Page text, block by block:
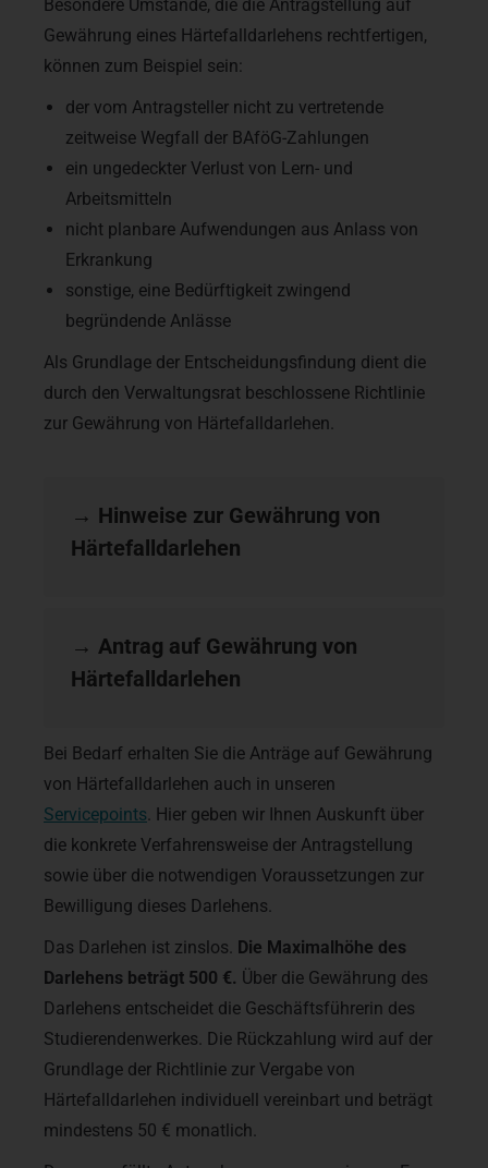
Besondere Umstände, die die Antragstellung auf
Gewährung eines Härtefalldarlehens rechtfertigen,
können zum Beispiel sein:
der vom Antragsteller nicht zu vertretende
zeitweise Wegfall der BAföG-Zahlungen
ein ungedeckter Verlust von Lern- und
Arbeitsmitteln
nicht planbare Aufwendungen aus Anlass von
Erkrankung
sonstige, eine Bedürftigkeit zwingend
begründende Anlässe
Als Grundlage der Entscheidungsfindung dient die
durch den Verwaltungsrat beschlossene Richtlinie
zur Gewährung von Härtefalldarlehen.
→ Hinweise zur Gewährung von
Härtefalldarlehen
→ Antrag auf Gewährung von
Härtefalldarlehen
Bei Bedarf erhalten Sie die Anträge auf Gewährung
von Härtefalldarlehen auch in unseren
Servicepoints. Hier geben wir Ihnen Auskunft über
die konkrete Verfahrensweise der Antragstellung
sowie über die notwendigen Voraussetzungen zur
Bewilligung dieses Darlehens.
Das Darlehen ist zinslos. Die Maximalhöhe des
Darlehens beträgt 500 €. Über die Gewährung des
Darlehens entscheidet die Geschäftsführerin des
Studierendenwerkes. Die Rückzahlung wird auf der
Grundlage der Richtlinie zur Vergabe von
Härtefalldarlehen individuell vereinbart und beträgt
mindestens 50 € monatlich.